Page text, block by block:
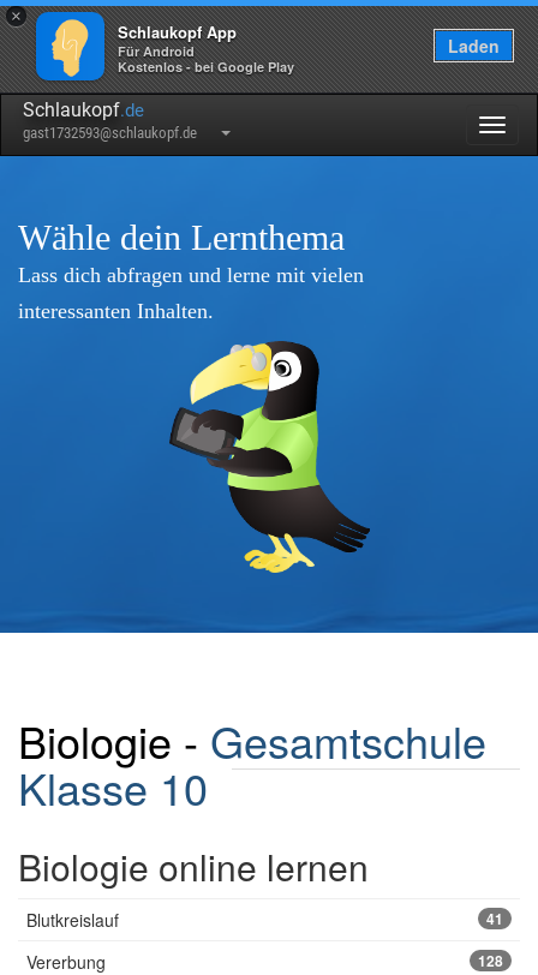
×
Schlaukopf App
Für Android
Kostenlos - bei Google Play
Laden
Schlaukopf.de
gast1732593@schlaukopf.de
Wähle dein Lernthema
Lass dich abfragen und lerne mit vielen
interessanten Inhalten.
Biologie - Gesamtschule
Klasse 10
Biologie online lernen
Blutkreislauf 41
Vererbung 128